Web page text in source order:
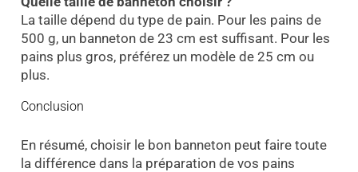
La taille dépend du type de pain. Pour les pains de
500 g, un banneton de 23 cm est suffisant. Pour les
pains plus gros, préférez un modèle de 25 cm ou
plus.
Conclusion
En résumé, choisir le bon banneton peut faire toute
la différence dans la préparation de vos pains